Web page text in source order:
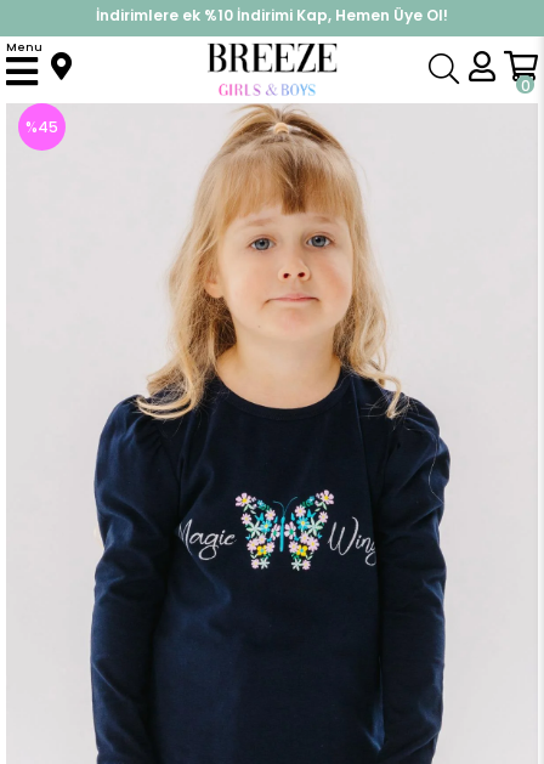
%30 Sepette Yaz İndirimi, Hemen Al!
İndirimlere ek %10 İndirimi Kap, Hemen Üye Ol!
0
Menu
Anasayfa Üst Giyim Uzun Kollu Tişört Kız Bebek Uzun Kollu Tişört Çiçek Baskılı Lacivert (1.5 Yaş)
%45